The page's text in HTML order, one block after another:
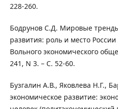
228-260.
Бодрунов С.Д. Мировые
развития: роль и место
Вольного экономического
241, N 3. – С. 52-60.
Бузгалин А.В., Яковлева Н.Г.,
экономическое развитие: